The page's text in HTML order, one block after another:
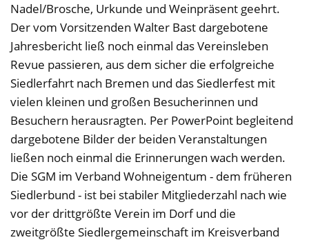
Nadel/Brosche, Urkunde und Weinpräsent geehrt.
Der vom Vorsitzenden Walter Bast dargebotene
Jahresbericht ließ noch einmal das Vereinsleben
Revue passieren, aus dem sicher die erfolgreiche
Siedlerfahrt nach Bremen und das Siedlerfest mit
vielen kleinen und großen Besucherinnen und
Besuchern herausragten. Per PowerPoint begleitend
dargebotene Bilder der beiden Veranstaltungen
ließen noch einmal die Erinnerungen wach werden.
Die SGM im Verband Wohneigentum - dem früheren
Siedlerbund - ist bei stabiler Mitgliederzahl nach wie
vor der drittgrößte Verein im Dorf und die
zweitgrößte Siedlergemeinschaft im Kreisverband